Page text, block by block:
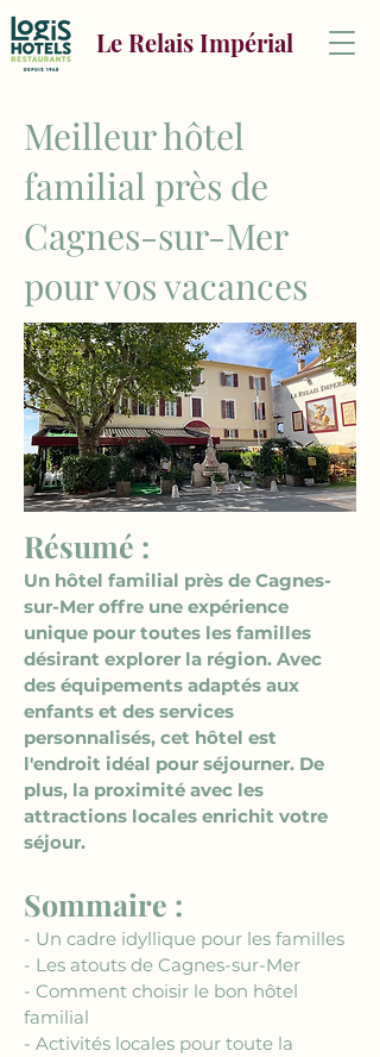
Le Relais Impérial
Meilleur hôtel
familial près de
Cagnes-sur-Mer
pour vos vacances
Résumé :
Un hôtel familial près de Cagnes-
sur-Mer offre une expérience
unique pour toutes les familles
désirant explorer la région. Avec
des équipements adaptés aux
enfants et des services
personnalisés, cet hôtel est
l'endroit idéal pour séjourner. De
plus, la proximité avec les
attractions locales enrichit votre
séjour.
Sommaire :
- Un cadre idyllique pour les familles
- Les atouts de Cagnes-sur-Mer
- Comment choisir le bon hôtel
familial
- Activités locales pour toute la